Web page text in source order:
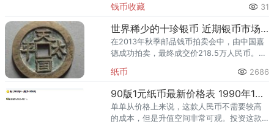
熊猫金币的需求就明显升温，但鱼龙混杂的
回收渠道里，能精准识别版别溢
钱币收藏 31
世界稀少的十珍银币 近期银币市场价格好吗
在2013年秋季邮品钱币拍卖会中，由中国嘉
德成功拍卖，最终成交价218.5万人民币。
80万元人民币，最终以以368万人民币成
交。
纸币 2686
90版1元纸币最新价格表 1990年1元纸币价格图片
单单从价格上来说，这款人民币不需要较高
的成本，但是升值空间非常可观。投资这款